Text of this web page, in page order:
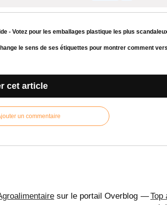
- Votez pour les emballages plastique les plus
le sens de ses étiquettes pour montrer comment
cet article
un commentaire
sur le portail Overblog Top